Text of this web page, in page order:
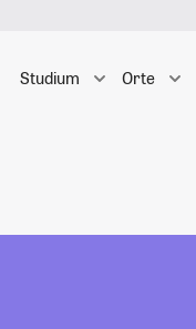
Studium Orte